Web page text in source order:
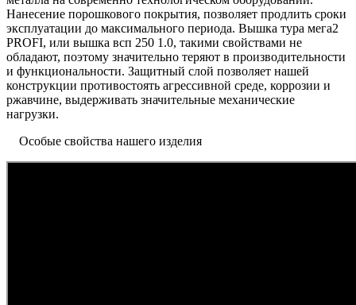
Нанесение порошкового покрытия, позволяет продлить сроки
эксплуатации до максимального периода. Вышка тура мега2
PROFI, или вышка всп 250 1.0, такими свойствами не
обладают, поэтому значительно теряют в производительности
и функциональности. Защитный слой позволяет нашей
конструкции противостоять агрессивной среде, коррозии и
ржавчине, выдерживать значительные механические
нагрузки.
Особые свойства нашего изделия